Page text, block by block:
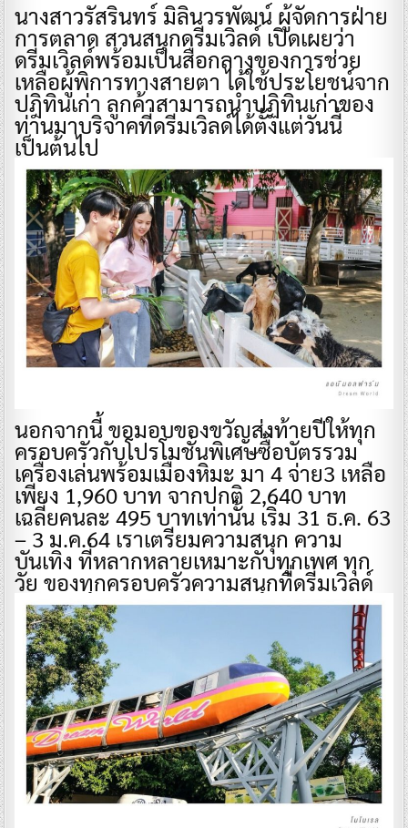
นางสาวรัสรินทร์ มิลินวรพัฒน์ ผู้จัดการฝ่าย
การตลาด สวนสนุกดรีมเวิลด์ เปิดเผยว่า
ดรีมเวิลด์พร้อมเป็นสื่อกลางของการช่วย
เหลือผู้พิการทางสายตา ได้ใช้ประโยชน์จาก
ปฎิทินเก่า ลูกค้าสามารถนำปฏิทินเก่าของ
ท่านมาบริจาคที่ดรีมเวิลด์ได้ตั้งแต่วันนี้
เป็นต้นไป
นอกจากนี้ ขอมอบของขวัญส่งท้ายปีให้ทุก
ครอบครัวกับโปรโมชั่นพิเศษซื้อบัตรรวม
เครื่องเล่นพร้อมเมืองหิมะ มา 4 จ่าย3 เหลือ
เพียง 1,960 บาท จากปกติ 2,640 บาท
เฉลี่ยคนละ 495 บาทเท่านั้น เริ่ม 31 ธ.ค. 63
– 3 ม.ค.64 เราเตรียมความสนุก ความ
บันเทิง ที่หลากหลายเหมาะกับทุกเพศ ทุก
วัย ของทุกครอบครัวความสนุกที่ดรีมเวิลด์